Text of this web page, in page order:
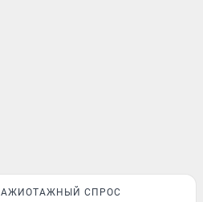
АЖИОТАЖНЫЙ СПРОС